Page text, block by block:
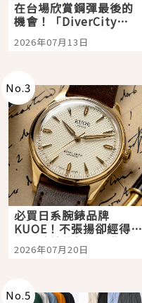
在台場欣賞鋼彈最後的
機會！「DiverCity
Tokyo Plaza」搭船、
購物、美食及夜景，一
2026年07月13日
No.3
必買日系腕錶品牌
KUOE！不張揚卻經得起
時間洗鍊的經典之作五
選
2026年07月20日
No.5